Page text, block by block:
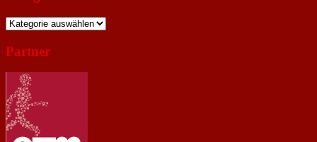
Kategorien
Partner